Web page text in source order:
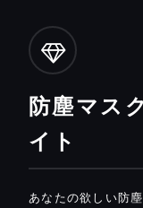
防塵マス
イト
あなたの欲しい防